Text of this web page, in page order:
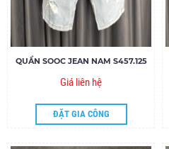
QUẦN SOOC JEAN NAM S457.125
Giá liên hệ
ĐẶT GIA CÔNG